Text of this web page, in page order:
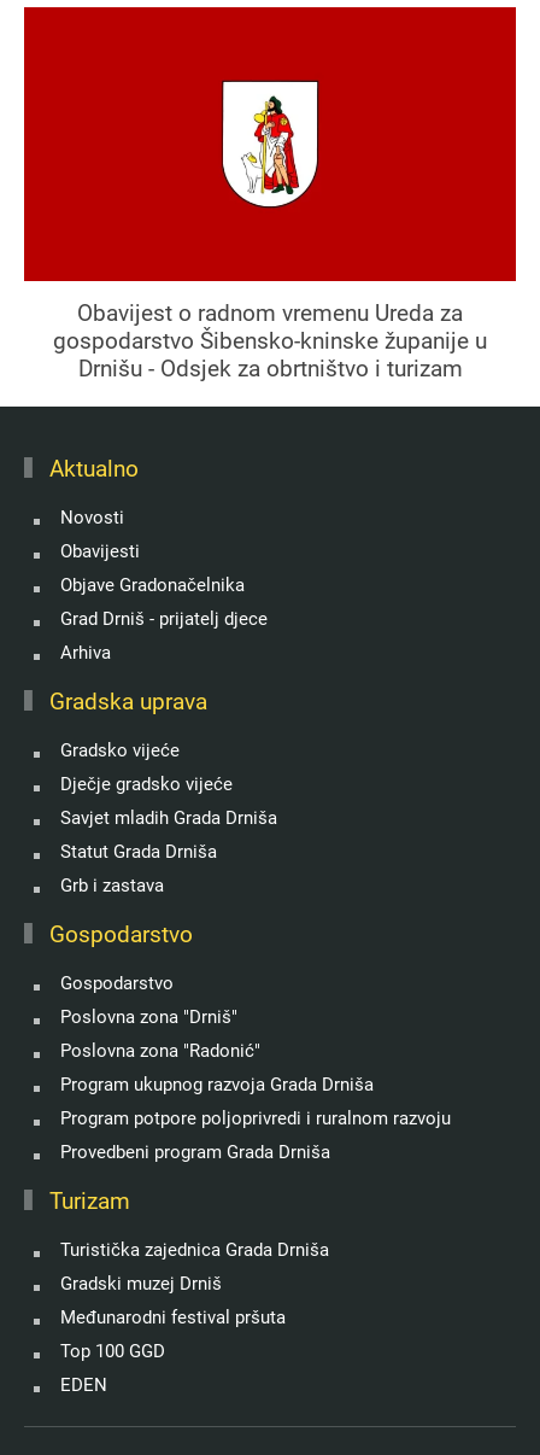
Obavijest o radnom vremenu Ureda za
gospodarstvo Šibensko-kninske županije u
Drnišu - Odsjek za obrtništvo i turizam
Aktualno
Novosti
Obavijesti
Objave Gradonačelnika
Grad Drniš - prijatelj djece
Arhiva
Gradska uprava
Gradsko vijeće
Dječje gradsko vijeće
Savjet mladih Grada Drniša
Statut Grada Drniša
Grb i zastava
Gospodarstvo
Gospodarstvo
Poslovna zona "Drniš"
Poslovna zona "Radonić"
Program ukupnog razvoja Grada Drniša
Program potpore poljoprivredi i ruralnom razvoju
Provedbeni program Grada Drniša
Turizam
Turistička zajednica Grada Drniša
Gradski muzej Drniš
Međunarodni festival pršuta
Top 100 GGD
EDEN